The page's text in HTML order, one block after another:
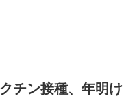
チン接種、年明け